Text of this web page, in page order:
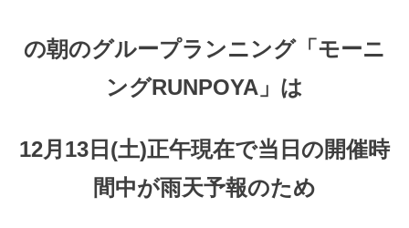
の朝のグループランニング「モーニ
ングRUNPOYA」は
12月13日(土)正午現在で当日の開催時
間中が雨天予報のため